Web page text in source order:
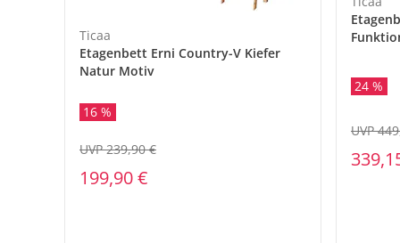
Ticaa
Etagenbett Erni Country-V Kiefer
Natur Motiv
16 %
199,90 €
UVP 239,90 €
24 %
UVP